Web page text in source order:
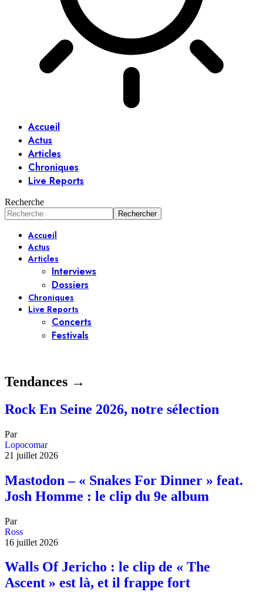
Accueil
Actus
Articles
Chroniques
Live Reports
Recherche
Accueil
Actus
Articles
Interviews
Dossiers
Chroniques
Live Reports
Concerts
Festivals
Tendances →
Rock En Seine 2026, notre sélection
Par
Lopocomar
21 juillet 2026
Mastodon – « Snakes For Dinner » feat.
Josh Homme : le clip du 9e album
Par
Ross
16 juillet 2026
Walls Of Jericho : le clip de « The
Ascent » est là, et il frappe fort